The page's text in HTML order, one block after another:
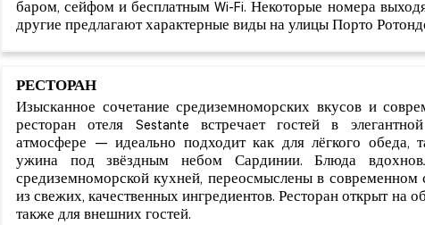
баром, сейфом и бесплатным Wi-Fi. Некоторые номера
другие предлагают характерные виды на улицы Порто
РЕСТОРАН
Изысканное сочетание средиземноморских вкусов и
ресторан отеля Sestante встречает гостей в
атмосфере — идеально подходит как для лёгкого обеда,
ужина под звёздным небом Сардинии. Блюда
средиземноморской кухней, переосмыслены в современном
из свежих, качественных ингредиентов. Ресторан открыт на
также для внешних гостей.